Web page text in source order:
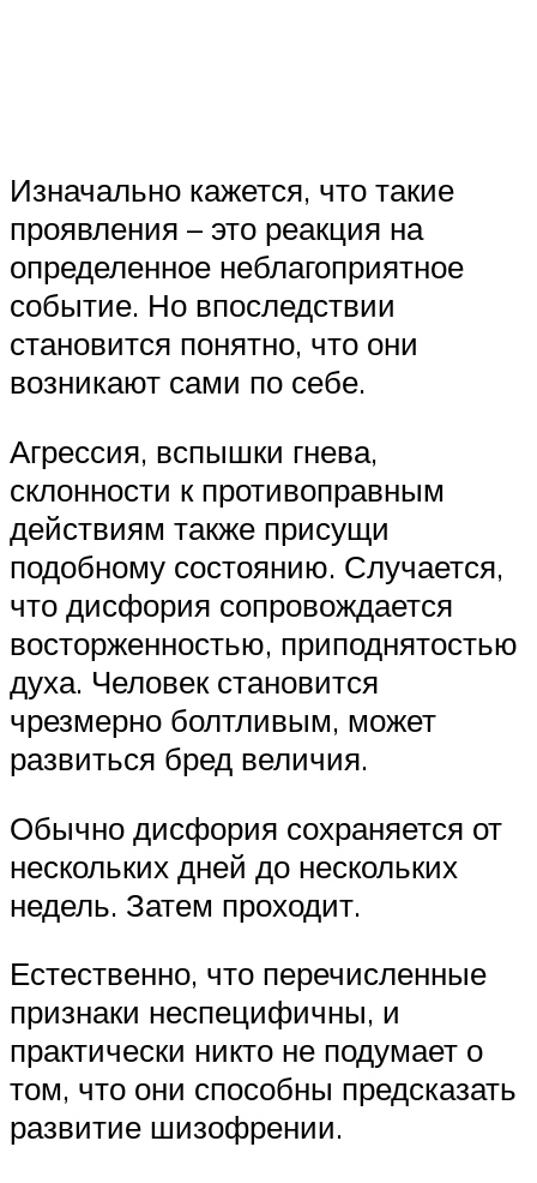
Изначально кажется, что такие
проявления – это реакция на
определенное неблагоприятное
событие. Но впоследствии
становится понятно, что они
возникают сами по себе.
Агрессия, вспышки гнева,
склонности к противоправным
действиям также присущи
подобному состоянию. Случается,
что дисфория сопровождается
восторженностью, приподнятостью
духа. Человек становится
чрезмерно болтливым, может
развиться бред величия.
Обычно дисфория сохраняется от
нескольких дней до нескольких
недель. Затем проходит.
Естественно, что перечисленные
признаки неспецифичны, и
практически никто не подумает о
том, что они способны предсказать
развитие шизофрении.